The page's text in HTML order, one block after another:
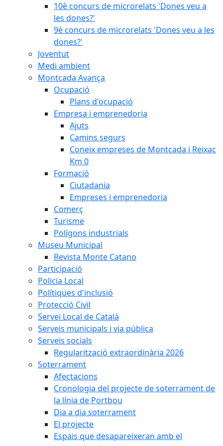
10è concurs de microrelats 'Dones veu a
les dones?'
9è concurs de microrelats 'Dones veu a les
dones?'
Joventut
Medi ambient
Montcada Avança
Ocupació
Plans d'ocupació
Empresa i emprenedoria
Ajuts
Camins segurs
Coneix empreses de Montcada i Reixac
Km 0
Formació
Ciutadania
Empreses i emprenedoria
Comerç
Turisme
Polígons industrials
Museu Municipal
Revista Monte Catano
Participació
Policia Local
Polítiques d'inclusió
Protecció Civil
Servei Local de Català
Serveis municipals i via pública
Serveis socials
Regularització extraordinària 2026
Soterrament
Afectacions
Cronologia del projecte de soterrament de
la línia de Portbou
Dia a dia soterrament
El projecte
Espais que desapareixeran amb el